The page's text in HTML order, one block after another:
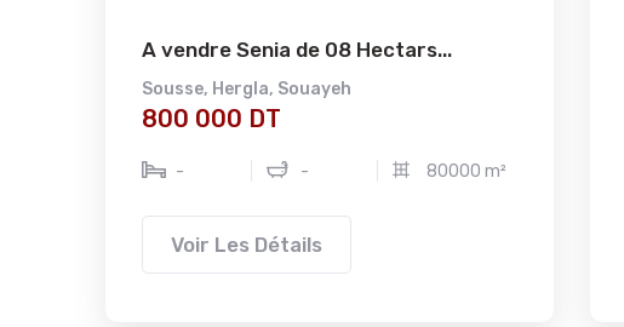
A vendre Senia de 08 Hectars...
Sousse, Hergla, Souayeh
800 000 DT
- - 80000 m²
Voir Les Détails